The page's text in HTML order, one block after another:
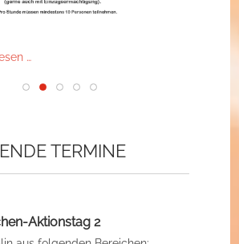
…
TERMINE
Aktionstag 2